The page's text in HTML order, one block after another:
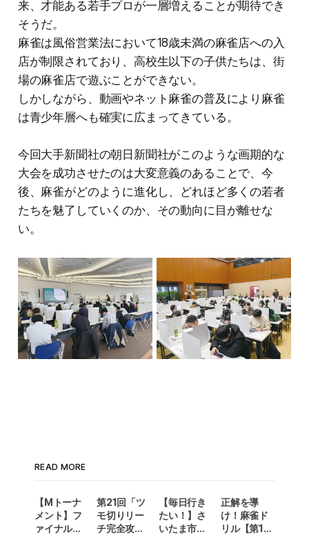
来、才能ある若手プロが一層増えることが期待でき
そうだ。
麻雀は風俗営業法において18歳未満の麻雀店への入
店が制限されており、高校生以下の子供たちは、街
場の麻雀店で遊ぶことができない。
しかしながら、動画やネット麻雀の普及により麻雀
は青少年層へも確実に広まってきている。
今回大手新聞社の朝日新聞社がこのような画期的な
大会を成功させたのは大変意義のあることで、今
後、麻雀がどのように進化し、どれほど多くの若者
たちを魅了していくのか、その動向に目が離せな
い。
READ MORE
【Mトーナ
メント】フ
ァイナル／2
第21回「ツ
モ切りリー
チ完全攻
【毎日行き
たい！】さ
いたま市に
正解を導
け！麻雀ド
リル【第14